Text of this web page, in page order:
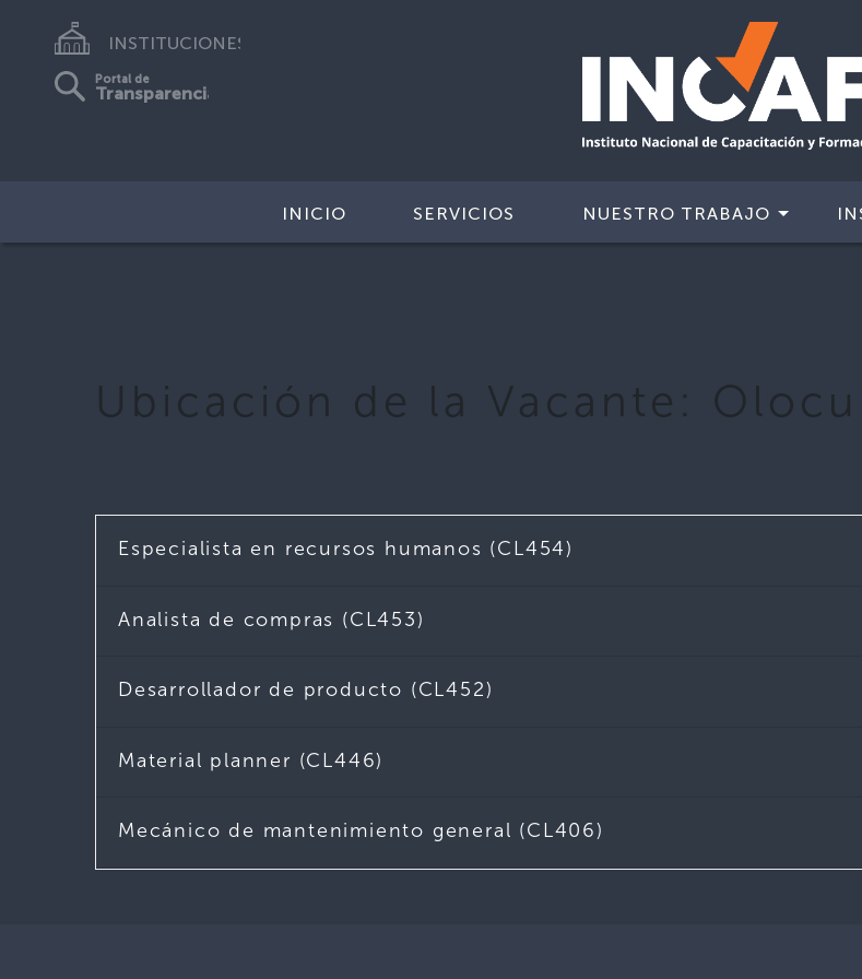
INSTITUCIONES
Portal de
Transparencia
INICIO SERVICIOS NUESTRO TRABAJO
Ubicación de la Vacante:
Especialista en recursos humanos (CL454)
Analista de compras (CL453)
Desarrollador de producto (CL452)
Material planner (CL446)
Mecánico de mantenimiento general (CL406)